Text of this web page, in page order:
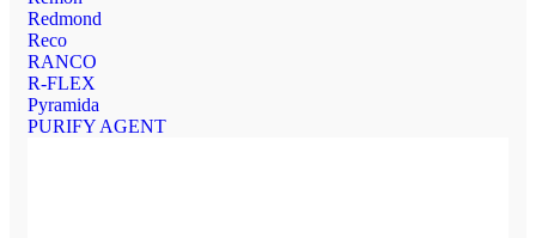
Redmond
Reco
RANCO
R-FLEX
Pyramida
PURIFY AGENT